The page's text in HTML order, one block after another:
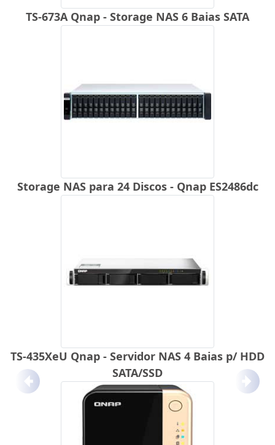
TS-673A Qnap - Storage NAS 6 Baias SATA
Storage NAS para 24 Discos - Qnap ES2486dc
TS-435XeU Qnap - Servidor NAS 4 Baias p/ HDD
SATA/SSD
Anterior